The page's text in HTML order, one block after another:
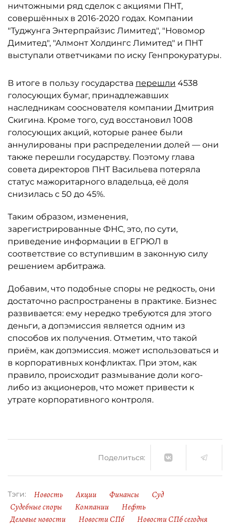
ничтожными ряд сделок с акциями ПНТ,
совершённых в 2016-2020 годах. Компании
"Туджунга Энтерпрайзис Лимитед", "Новомор
Димитед", "Алмонт Холдингс Лимитед" и ПНТ
выступали ответчиками по иску Генпрокуратуры.
В итоге в пользу государства перешли 4538
голосующих бумаг, принадлежавших
наследникам сооснователя компании Дмитрия
Скигина. Кроме того, суд восстановил 1008
голосующих акций, которые ранее были
аннулированы при распределении долей — они
также перешли государству. Поэтому глава
совета директоров ПНТ Васильева потеряла
статус мажоритарного владельца, её доля
снизилась с 50 до 45%.
Таким образом, изменения,
зарегистрированные ФНС, это, по сути,
приведение информации в ЕГРЮЛ в
соответствие со вступившим в законную силу
решением арбитража.
Добавим, что подобные споры не редкость, они
достаточно распространены в практике. Бизнес
развивается: ему нередко требуются для этого
деньги, а допэмиссия является одним из
способов их получения. Отметим, что такой
приём, как допэмиссия. может использоваться и
в корпоративных конфликтах. При этом, как
правило, происходит размывание доли кого-
либо из акционеров, что может привести к
утрате корпоративного контроля.
Поделиться:
Тэги: Новость Акции Финансы
Суд
Судебные споры
Компании
Нефть
Деловые новости
Новости СПб Новости СПб сегодня